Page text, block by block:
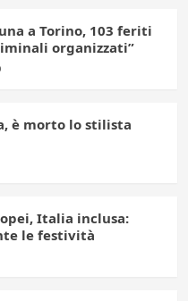
a Torino, 103 feriti
organizzati”
è morto lo stilista
Italia inclusa:
le festività